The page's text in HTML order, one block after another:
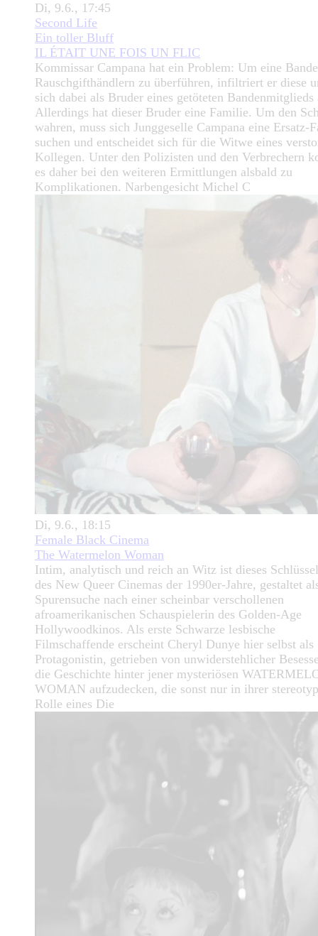
Di, 9.6., 17:45
Second Life
Ein toller Bluff
IL ÉTAIT UNE FOIS UN FLIC
Kommissar Campana hat ein Problem: Um eine
Rauschgifthändlern zu überführen, infiltriert er diese
sich dabei als Bruder eines getöteten Bandenmitglieds
Allerdings hat dieser Bruder eine Familie. Um den
wahren, muss sich Junggeselle Campana eine Ersatz-
suchen und entscheidet sich für die Witwe eines
Kollegen. Unter den Polizisten und den Verbrechern
es daher bei den weiteren Ermittlungen alsbald zu
Komplikationen. Narbengesicht Michel C
Di, 9.6., 18:15
Female Black Cinema
The Watermelon Woman
Intim, analytisch und reich an Witz ist dieses
des New Queer Cinemas der 1990er-Jahre, gestaltet
Spurensuche nach einer scheinbar verschollenen
afroamerikanischen Schauspielerin des Golden-Age
Hollywoodkinos. Als erste Schwarze lesbische
Filmschaffende erscheint Cheryl Dunye hier selbst als
Protagonistin, getrieben von unwiderstehlicher
die Geschichte hinter jener mysteriösen
WOMAN aufzudecken, die sonst nur in ihrer
Rolle eines Die